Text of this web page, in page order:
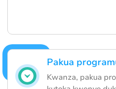
Pakua
Kwanza, pakua